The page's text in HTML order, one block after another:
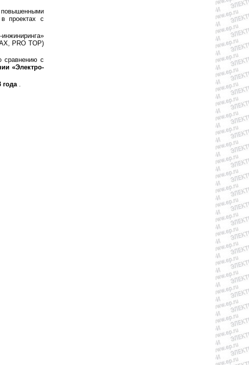
проектах с
PRO TOP)
сравнению с
«Электро-
года .